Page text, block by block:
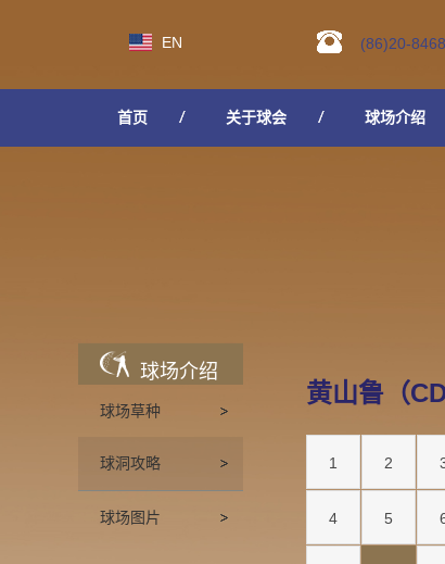
(86)20-
EN
首页 关于球会 球场介绍
球场介绍
球场草种
球洞攻略
球场图片
黄山鲁（
1 2
4 5